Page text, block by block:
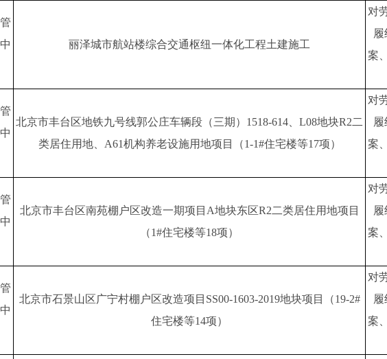
丽泽城市航站楼综合交通枢纽一体化工程土建施工
对
案
北京市丰台区地铁九号线郭公庄车辆段（三期）1518-614、L08地块R2二
类居住用地、A61机构养老设施用地项目（1-1#住宅楼等17项）
对
案
北京市丰台区南苑棚户区改造一期项目A地块东区R2二类居住用地项目
（1#住宅楼等18项）
对
案
北京市石景山区广宁村棚户区改造项目SS00-1603-2019地块项目（19-2#
住宅楼等14项）
对
案